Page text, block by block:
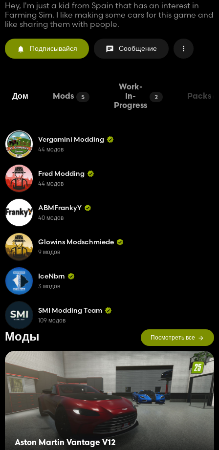
Hey, I'm just a kid from Spain that has an interest in
Farming Sim. I like making some cars for this game and
like sharing them with people.
Подписывайся Сообщение
Дом Mods 5
Work-
In-
Progress
2 Packs
Моды Посмотреть все
Aston Martin Vantage V12
Vergamini Modding
44 модов
Fred Modding
44 модов
ABMFrankyY
40 модов
Glowins Modschmiede
9 модов
IceNbrn
3 модов
SMI Modding Team
109 модов